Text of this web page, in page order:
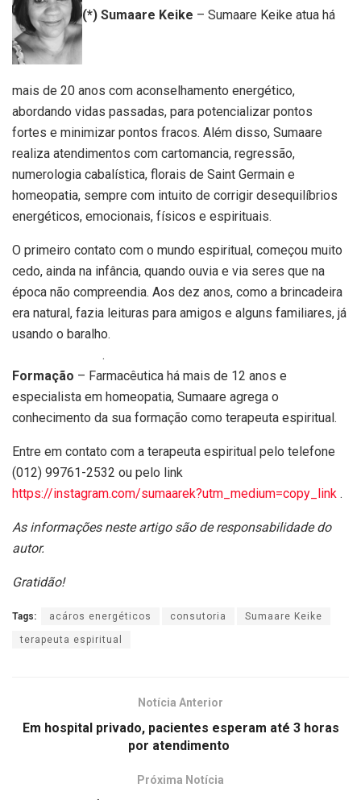
(*) Sumaare Keike – Sumaare Keike atua há
mais de 20 anos com aconselhamento energético,
abordando vidas passadas, para potencializar pontos
fortes e minimizar pontos fracos. Além disso, Sumaare
realiza atendimentos com cartomancia, regressão,
numerologia cabalística, florais de Saint Germain e
homeopatia, sempre com intuito de corrigir desequilíbrios
energéticos, emocionais, físicos e espirituais.
O primeiro contato com o mundo espiritual, começou muito
cedo, ainda na infância, quando ouvia e via seres que na
época não compreendia. Aos dez anos, como a brincadeira
era natural, fazia leituras para amigos e alguns familiares, já
usando o baralho.
.
Formação – Farmacêutica há mais de 12 anos e
especialista em homeopatia, Sumaare agrega o
conhecimento da sua formação como terapeuta espiritual.
Entre em contato com a terapeuta espiritual pelo telefone
(012) 99761-2532 ou pelo link
https://instagram.com/sumaarek?utm_medium=copy_link .
As informações neste artigo são de responsabilidade do
autor.
Gratidão!
Tags: acáros energéticos consutoria Sumaare Keike
terapeuta espiritual
Notícia Anterior
Em hospital privado, pacientes esperam até 3 horas
por atendimento
Próxima Notícia